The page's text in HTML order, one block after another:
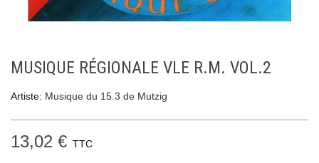
MUSIQUE RÉGIONALE VLE R.M. VOL.2
Artiste: Musique du 15.3 de Mutzig
13,02 € TTC